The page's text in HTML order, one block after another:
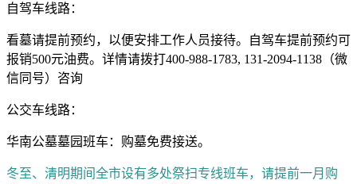
自驾车线路：
看墓请提前预约，以便安排工作人员接待。自驾车提前预约可
报销500元油费。详情请拨打400-988-1783, 131-2094-1138（微
信同号）咨询
公交车线路：
华南公墓墓园班车：购墓免费接送。
冬至、清明期间全市设有多处祭扫专线班车，请提前一月购